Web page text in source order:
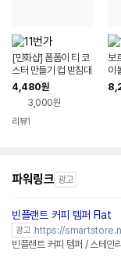
[민화샵] 폼폼이 티 코
스터 만들기 컵 받침대
커피 잔 공예
4,480원
3,000원
리뷰1
보
이
p
파워링크 광고
빈플랜트 커피 템퍼 Flat
광고 https://
빈플랜트 커피 템퍼 / 스테인